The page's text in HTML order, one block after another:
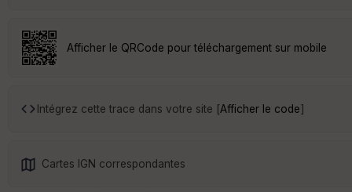
Afficher le QRCode pour téléchargement sur mobile
Intégrez cette trace dans votre site [Afficher le code]
Cartes IGN correspondantes